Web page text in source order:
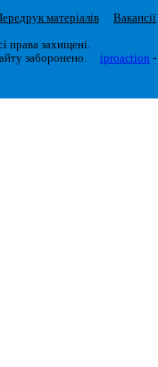
матеріалів Вакансії
права захищені.
заборонено.
iproaction -